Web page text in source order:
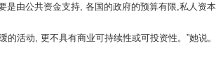
由公共资金支持, 各国的政府的预算有限,私人资
活动, 更不具有商业可持续性或可投资性。”她说。